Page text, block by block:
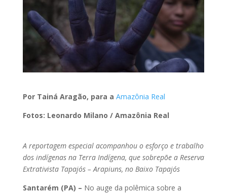
Por Tainá Aragão, para a Amazônia Real
Fotos: Leonardo Milano / Amazônia Real
A reportagem especial acompanhou o esforço e trabalho
dos indígenas na Terra Indígena, que sobrepõe a Reserva
Extrativista Tapajós – Arapiuns, no Baixo Tapajós
Santarém (PA) – No auge da polêmica sobre a